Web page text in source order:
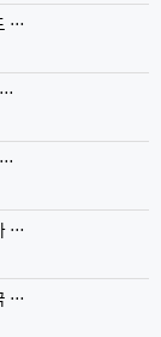
…
…
…